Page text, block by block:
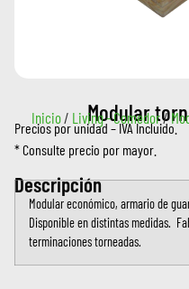
Modular
Inicio/ Living - Comedor/
Precios por unidad – IVA Incluido.
* Consulte precio por mayor.
Descripción
Modular económico, armario de
Disponible en distintas medidas.
terminaciones torneadas.